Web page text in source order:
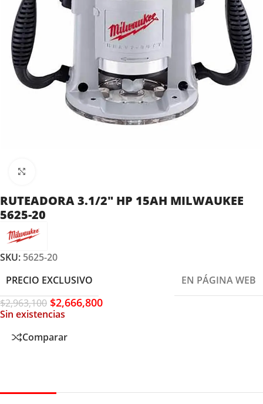
RUTEADORA 3.1/2″ HP 15AH MILWAUKEE
5625-20
SKU: 5625-20
PRECIO EXCLUSIVO
EN PÁGINA WEB
$2,963,100 $2,666,800
Sin existencias
Comparar